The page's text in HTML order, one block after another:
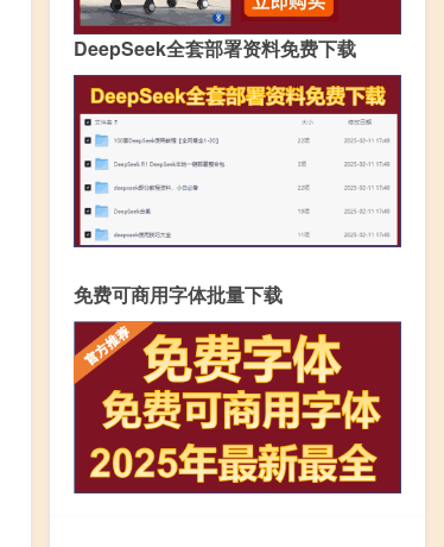
DeepSeek全套部署资料免费下载
免费可商用字体批量下载